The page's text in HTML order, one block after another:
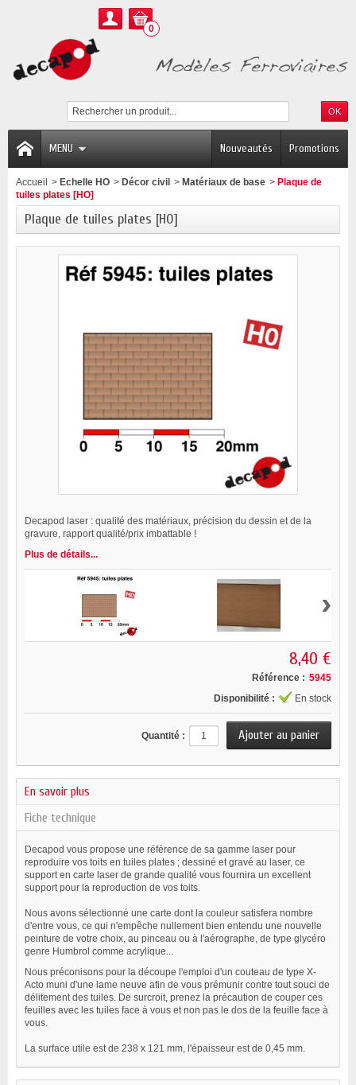
0
MENU Promotions
Nouveautés
Accueil > Echelle HO > Décor civil > Matériaux de base > Plaque de
tuiles plates [HO]
Plaque de tuiles plates [HO]
Decapod laser : qualité des matériaux, précision du dessin et de la
gravure, rapport qualité/prix imbattable !
Plus de détails...
›
8,40 €
Référence : 5945
Disponibilité :
En stock
Quantité :
En savoir plus
Fiche technique
Decapod vous propose une référence de sa gamme laser pour
reproduire vos toits en tuiles plates ; dessiné et gravé au laser, ce
support en carte laser de grande qualité vous fournira un excellent
support pour la reproduction de vos toits.
Nous avons sélectionné une carte dont la couleur satisfera nombre
d'entre vous, ce qui n'empêche nullement bien entendu une nouvelle
peinture de votre choix, au pinceau ou à l'aérographe, de type glycéro
genre Humbrol comme acrylique...
Nous préconisons pour la découpe l'emploi d'un couteau de type X-
Acto muni d'une lame neuve afin de vous prémunir contre tout souci de
délitement des tuiles. De surcroit, prenez la précaution de couper ces
feuilles avec les tuiles face à vous et non pas le dos de la feuille face à
vous.
La surface utile est de 238 x 121 mm, l'épaisseur est de 0,45 mm.